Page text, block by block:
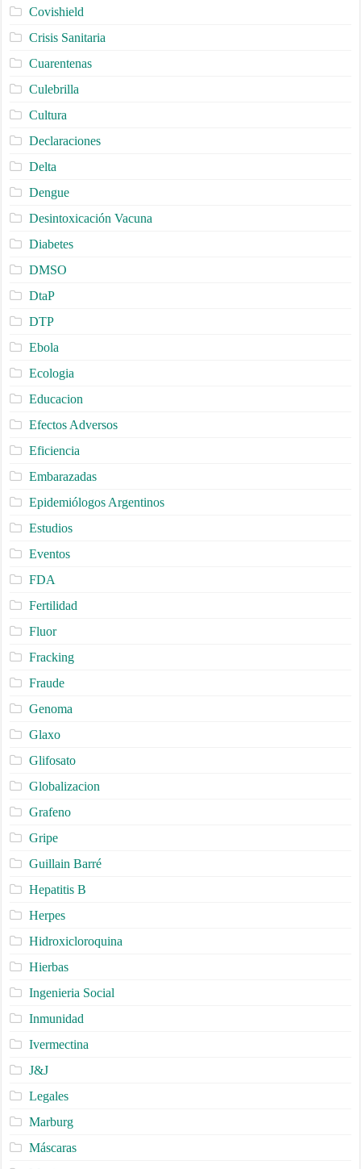
Covishield
Crisis Sanitaria
Cuarentenas
Culebrilla
Cultura
Declaraciones
Delta
Dengue
Desintoxicación Vacuna
Diabetes
DMSO
DtaP
DTP
Ebola
Ecologia
Educacion
Efectos Adversos
Eficiencia
Embarazadas
Epidemiólogos Argentinos
Estudios
Eventos
FDA
Fertilidad
Fluor
Fracking
Fraude
Genoma
Glaxo
Glifosato
Globalizacion
Grafeno
Gripe
Guillain Barré
Hepatitis B
Herpes
Hidroxicloroquina
Hierbas
Ingenieria Social
Inmunidad
Ivermectina
J&J
Legales
Marburg
Máscaras